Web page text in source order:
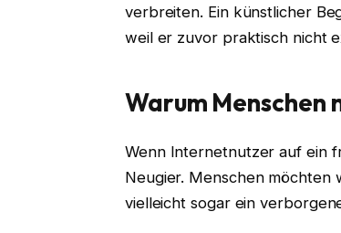
verbreiten. Ein künstlicher
weil er zuvor praktisch nicht
Warum Menschen
Wenn Internetnutzer auf ein
Neugier. Menschen möchten
vielleicht sogar ein